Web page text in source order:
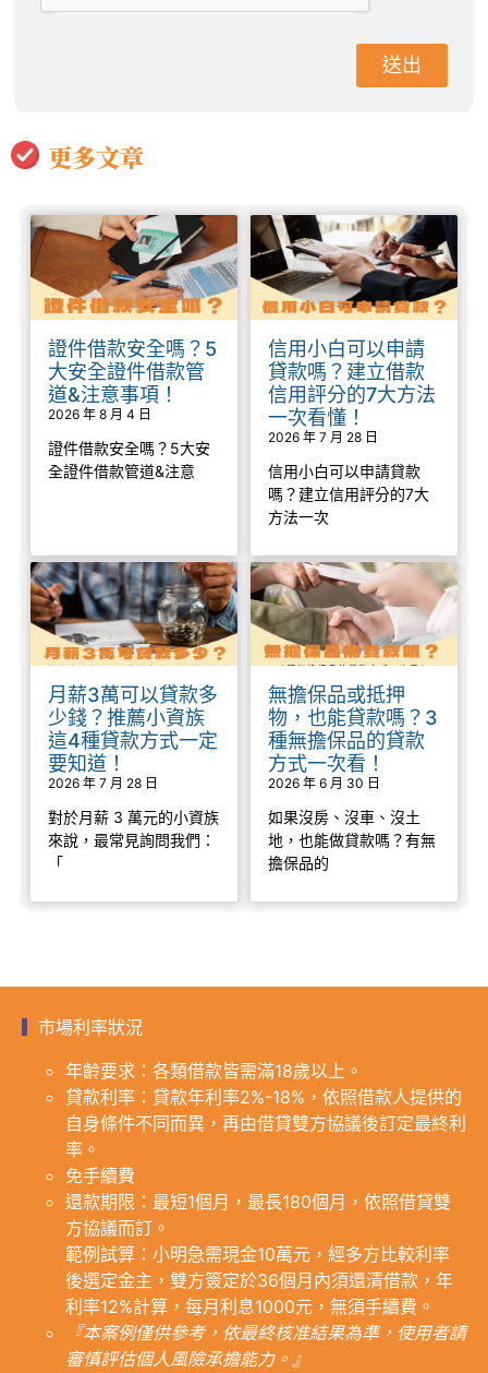
送出
更多文章
證件借款安全嗎？5
大安全證件借款管
道&注意事項！
2026 年 8 月 4 日
證件借款安全嗎？5大安
全證件借款管道&注意
信用小白可以申請
貸款嗎？建立借款
信用評分的7大方法
一次看懂！
2026 年 7 月 28 日
信用小白可以申請貸款
嗎？建立信用評分的7大
方法一次
月薪3萬可以貸款多
少錢？推薦小資族
這4種貸款方式一定
要知道！
2026 年 7 月 28 日
對於月薪 3 萬元的小資族
來說，最常見詢問我們：
「
無擔保品或抵押
物，也能貸款嗎？3
種無擔保品的貸款
方式一次看！
2026 年 6 月 30 日
如果沒房、沒車、沒土
地，也能做貸款嗎？有無
擔保品的
市場利率狀況
年齡要求：各類借款皆需滿18歲以上。
貸款利率：貸款年利率2%-18%，依照借款人提供的
自身條件不同而異，再由借貸雙方協議後訂定最終利
率。
免手續費
還款期限：最短1個月，最長180個月，依照借貸雙
方協議而訂。
範例試算：小明急需現金10萬元，經多方比較利率
後選定金主，雙方簽定於36個月內須還清借款，年
利率12%計算，每月利息1000元，無須手續費。
『本案例僅供參考，依最終核准結果為準，使用者請
審慎評估個人風險承擔能力。』